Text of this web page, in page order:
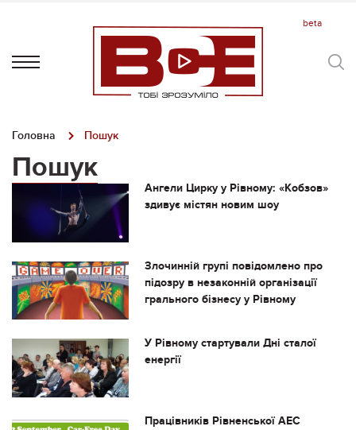
Головна Пошук
Пошук
Ангели Цирку у Рівному: «Кобзов»
здивує містян новим шоу
Злочинній групі повідомлено про
підозру в незаконній організації
грального бізнесу у Рівному
У Рівному стартували Дні сталої
енергії
Працівників Рівненської АЕС